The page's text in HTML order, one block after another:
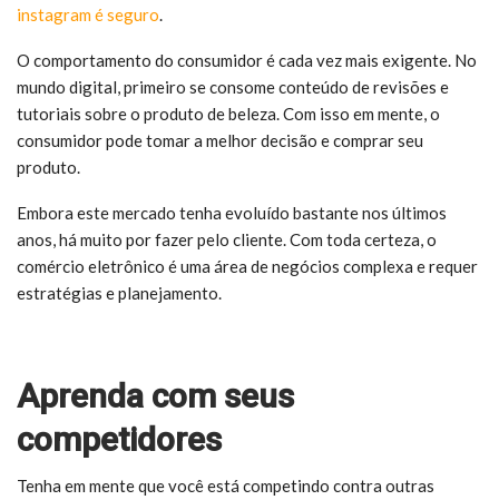
instagram é seguro.
O comportamento do consumidor é cada vez mais exigente. No
mundo digital, primeiro se consome conteúdo de revisões e
tutoriais sobre o produto de beleza. Com isso em mente, o
consumidor pode tomar a melhor decisão e comprar seu
produto.
Embora este mercado tenha evoluído bastante nos últimos
anos, há muito por fazer pelo cliente. Com toda certeza, o
comércio eletrônico é uma área de negócios complexa e requer
estratégias e planejamento.
Aprenda com seus
competidores
Tenha em mente que você está competindo contra outras